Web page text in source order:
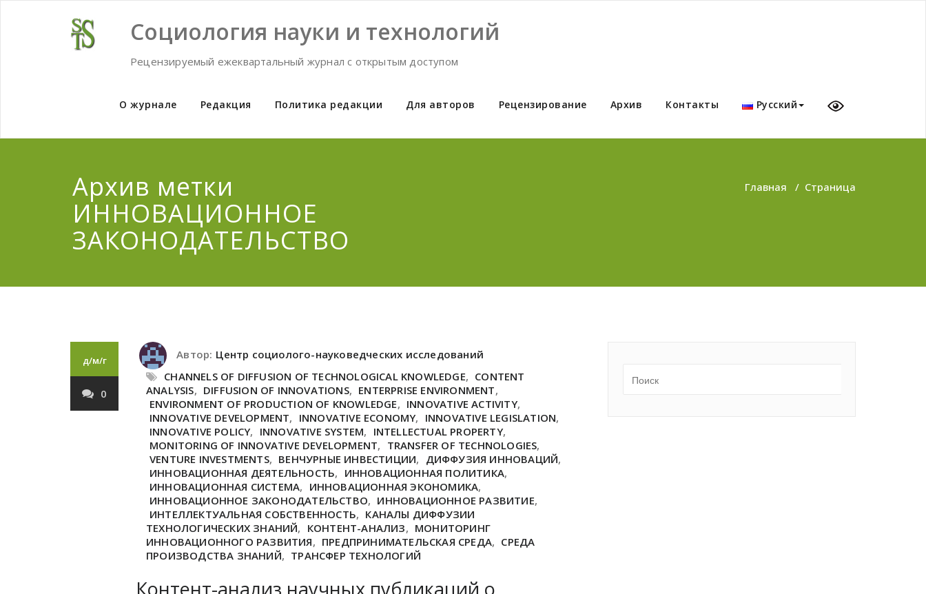
Социология науки и технологий
Рецензируемый ежеквартальный журнал с открытым доступом
О журнале Редакция Политика редакции Для авторов Рецензирование Архив Контакты Русский
Архив метки
ИННОВАЦИОННОЕ
ЗАКОНОДАТЕЛЬСТВО
Главная / Страница
д/м/г
0
Автор: Центр социолого-науковедческих исследований
CHANNELS OF DIFFUSION OF TECHNOLOGICAL KNOWLEDGE, CONTENT
ANALYSIS, DIFFUSION OF INNOVATIONS, ENTERPRISE ENVIRONMENT,
ENVIRONMENT OF PRODUCTION OF KNOWLEDGE, INNOVATIVE ACTIVITY,
INNOVATIVE DEVELOPMENT, INNOVATIVE ECONOMY, INNOVATIVE LEGISLATION,
INNOVATIVE POLICY, INNOVATIVE SYSTEM, INTELLECTUAL PROPERTY,
MONITORING OF INNOVATIVE DEVELOPMENT, TRANSFER OF TECHNOLOGIES,
VENTURE INVESTMENTS, ВЕНЧУРНЫЕ ИНВЕСТИЦИИ, ДИФФУЗИЯ ИННОВАЦИЙ,
ИННОВАЦИОННАЯ ДЕЯТЕЛЬНОСТЬ, ИННОВАЦИОННАЯ ПОЛИТИКА,
ИННОВАЦИОННАЯ СИСТЕМА, ИННОВАЦИОННАЯ ЭКОНОМИКА,
ИННОВАЦИОННОЕ ЗАКОНОДАТЕЛЬСТВО, ИННОВАЦИОННОЕ РАЗВИТИЕ,
ИНТЕЛЛЕКТУАЛЬНАЯ СОБСТВЕННОСТЬ, КАНАЛЫ ДИФФУЗИИ
ТЕХНОЛОГИЧЕСКИХ ЗНАНИЙ, КОНТЕНТ-АНАЛИЗ, МОНИТОРИНГ
ИННОВАЦИОННОГО РАЗВИТИЯ, ПРЕДПРИНИМАТЕЛЬСКАЯ СРЕДА, СРЕДА
ПРОИЗВОДСТВА ЗНАНИЙ, ТРАНСФЕР ТЕХНОЛОГИЙ
Контент-анализ научных публикаций о